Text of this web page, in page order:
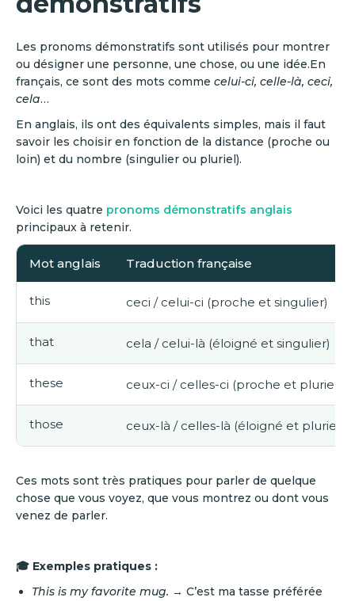
Les pronoms démonstratifs sont utilisés pour montrer
ou désigner une personne, une chose, ou une idée.En
français, ce sont des mots comme celui-ci, celle-là, ceci,
cela…
En anglais, ils ont des équivalents simples, mais il faut
savoir les choisir en fonction de la distance (proche ou
loin) et du nombre (singulier ou pluriel).
Voici les quatre pronoms démonstratifs anglais
principaux à retenir.
Mot anglais Traduction française
this ceci / celui-ci (proche et singulier)
that cela / celui-là (éloigné et singulier)
these ceux-ci / celles-ci (proche et pluriel)
those ceux-là / celles-là (éloigné et pluriel)
Ces mots sont très pratiques pour parler de quelque
chose que vous voyez, que vous montrez ou dont vous
venez de parler.
🎓 Exemples pratiques :
This is my favorite mug. → C’est ma tasse préférée